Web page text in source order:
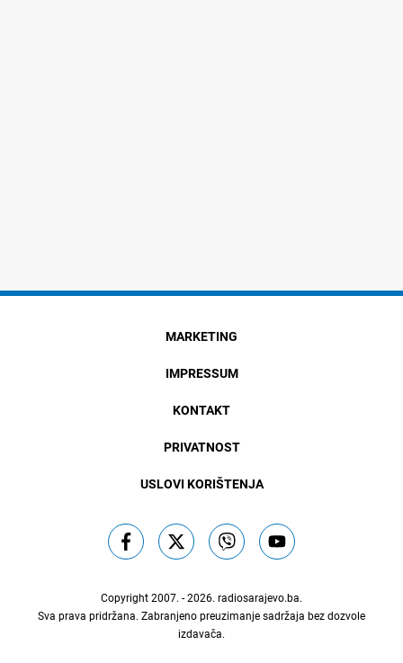
MARKETING
IMPRESSUM
KONTAKT
PRIVATNOST
USLOVI KORIŠTENJA
Copyright 2007. - 2026. radiosarajevo.ba.
Sva prava pridržana. Zabranjeno preuzimanje sadržaja bez dozvole
izdavača.